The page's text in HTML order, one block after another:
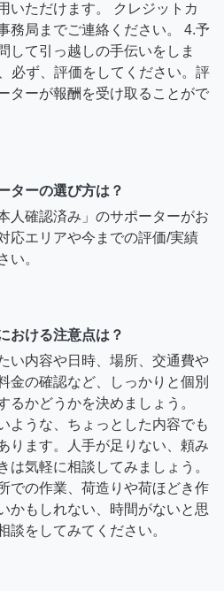
いただけます。 クレジットカ
務局までご連絡ください。 4.予
して引っ越しの手伝いをしま
必ず、評価をしてください。評
ターが報酬を受け取ることがで
ターの選び方は？
人確認済み」のサポーターがお
応エリアや今までの評価/実績
い。
おける注意点は？
い内容や日時、場所、交通費や
金の確認など、しっかりと個別
るかどうかを決めましょう。
ような、ちょっとした内容でも
ります。人手が足りない、頼み
は気軽に相談してみましょう。
での作業、荷造りや荷ほどき作
かもしれない、時間がないと思
談をしてみてください。